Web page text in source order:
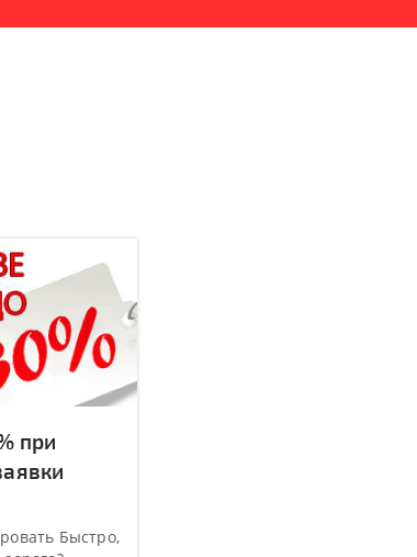
при
Быстро,